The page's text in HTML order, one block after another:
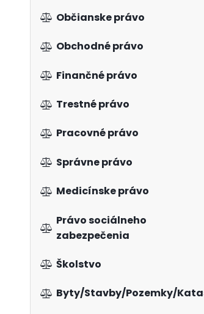
Občianske právo
Obchodné právo
Finančné právo
Trestné právo
Pracovné právo
Správne právo
Medicínske právo
Právo sociálneho
zabezpečenia
Školstvo
Byty/Stavby/Pozemky/